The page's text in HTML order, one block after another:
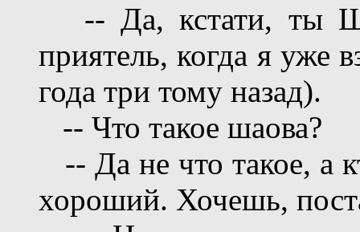
-- Да, кстати, ты
приятель, когда я уже
года три тому назад).
-- Что такое шаова?
-- Да не что такое, а
хороший. Хочешь,